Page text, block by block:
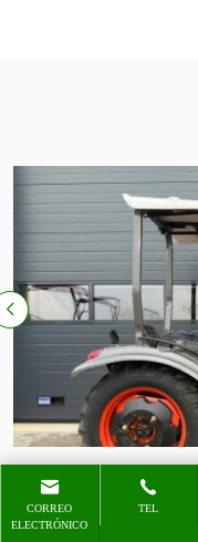
CORREO
ELECTRÓNICO
TEL